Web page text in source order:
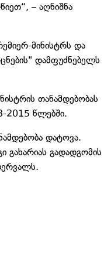
– აღნიშნა
მინისტრს და
დამფუძნებელს
თანამდებობას
2015 წლებში.
დატოვა.
გახარიას გადადგომის